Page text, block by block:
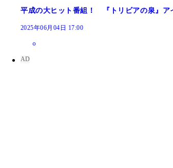
平成の大ヒット番組！ 『トリビアの泉』ア
2025年06月04日 17:00